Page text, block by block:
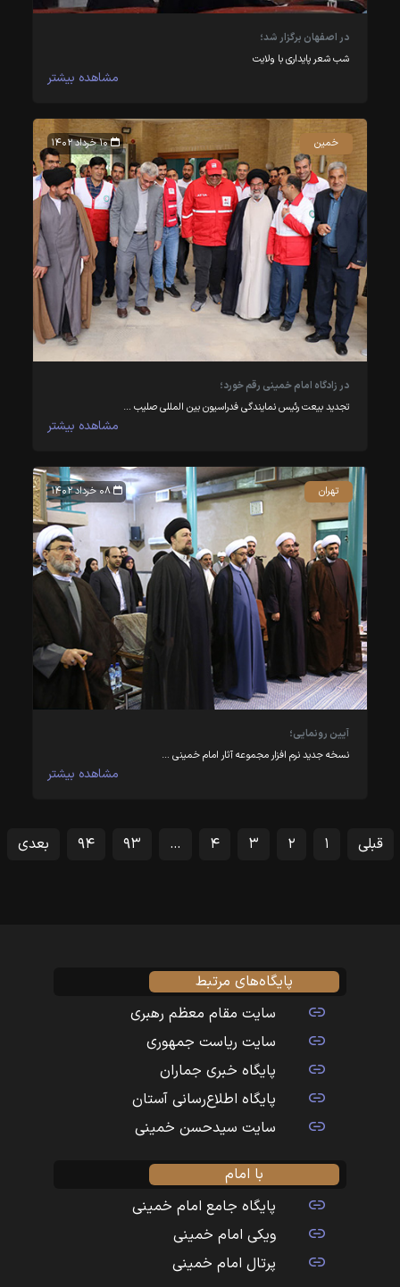
در اصفهان برگزار شد؛
شب شعر پایداری با ولایت
مشاهده بیشتر
در زادگاه امام خمینی رقم خورد؛
تجدید بیعت رئیس نمایندگی فدراسیون بین المللی صلیب …
مشاهده بیشتر
۱۰ خرداد ۱۴۰۲ خمین
آیین رونمایی؛
نسخه جدید نرم افزار مجموعه آثار امام خمینی …
مشاهده بیشتر
۰۸ خرداد ۱۴۰۲ تهران
قبلی ۱ ۲ ۳ ۴ … ۹۳ ۹۴ بعدی
پایگاه‌های مرتبط
سایت مقام معظم رهبری
سایت ریاست جمهوری
پایگاه خبری جماران
پایگاه اطلاع‌رسانی آستان
سایت سیدحسن خمینی
با امام
پایگاه جامع امام خمینی
ویکی امام خمینی
پرتال امام خمینی